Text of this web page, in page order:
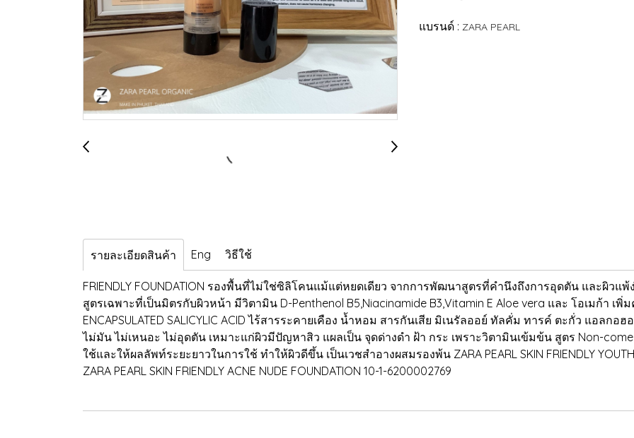
แบรนด์ : ZARA PEARL
รายละเอียดสินค้า Eng วิธีใช้
FRIENDLY FOUNDATION รองพื้นที่ไม่ใช่ซิลิโคนแม้แต่หยดเดียว จากการพัฒนาสูตรที่คำนึงถึงการอุดตัน และผิว
สูตรเฉพาะที่เป็นมิตรกับผิวหน้า มีวิตามิน D-Penthenol B5,Niacinamide B3,Vitamin E Aloe vera และ โอเมก้า เพิ่
ENCAPSULATED SALICYLIC ACID ไร้สารระคายเคือง น้ำหอม สารกันเสีย มิเนรัลออย์ ทัลคั่ม ทารค์ ตะกั่ว แอลกอ
ไม่มัน ไม่เหนอะ ไม่อุดตัน เหมาะแก่ผิวมีปัญหาสิว แผลเป็น จุดด่างดำ ฝ้า กระ เพราะวิตามินเข้มข้น สูตร Non-
ใช้และให้ผลลัพท์ระยะยาวในการใช้ ทำให้ผิวดีขึ้น เป็นเวชสำอางผสมรองพ้น ZARA PEARL SKIN FRIENDLY
ZARA PEARL SKIN FRIENDLY ACNE NUDE FOUNDATION 10-1-6200002769